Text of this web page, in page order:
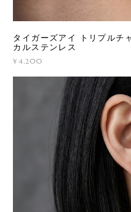
タイガーズアイ トリプルチ
カルステンレス
¥4,200